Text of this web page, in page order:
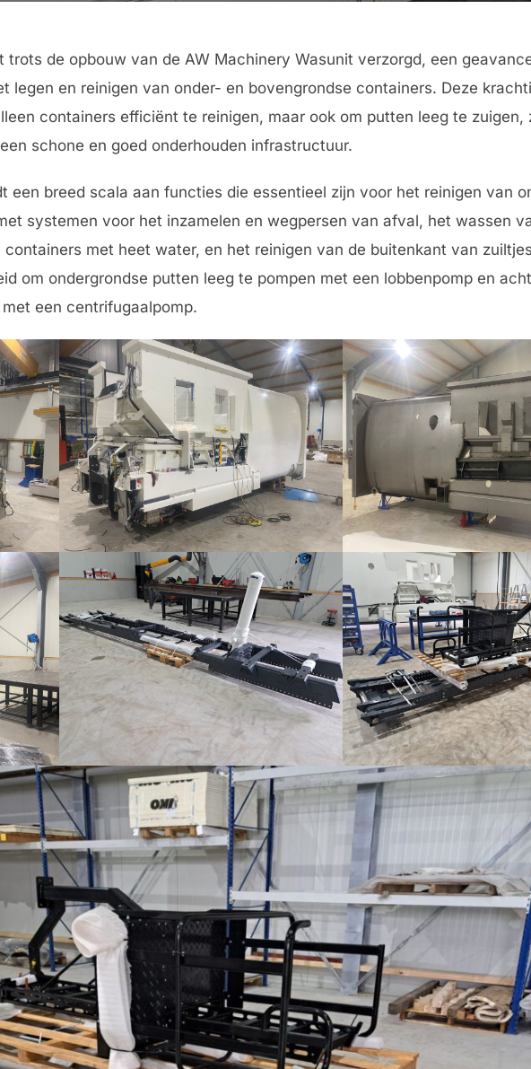
de opbouw van de AW Machinery Wasunit verzorgd, een
legen en reinigen van onder- en bovengrondse containers. Deze
containers efficiënt te reinigen, maar ook om putten leeg te zuigen,
schone en goed onderhouden infrastructuur.
een breed scala aan functies die essentieel zijn voor het reinigen van
systemen voor het inzamelen en wegpersen van afval, het wassen
met heet water, en het reinigen van de buitenkant van
om ondergrondse putten leeg te pompen met een lobbenpomp en
een centrifugaalpomp.